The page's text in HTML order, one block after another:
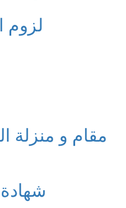
لزوم
مقام و منزلة